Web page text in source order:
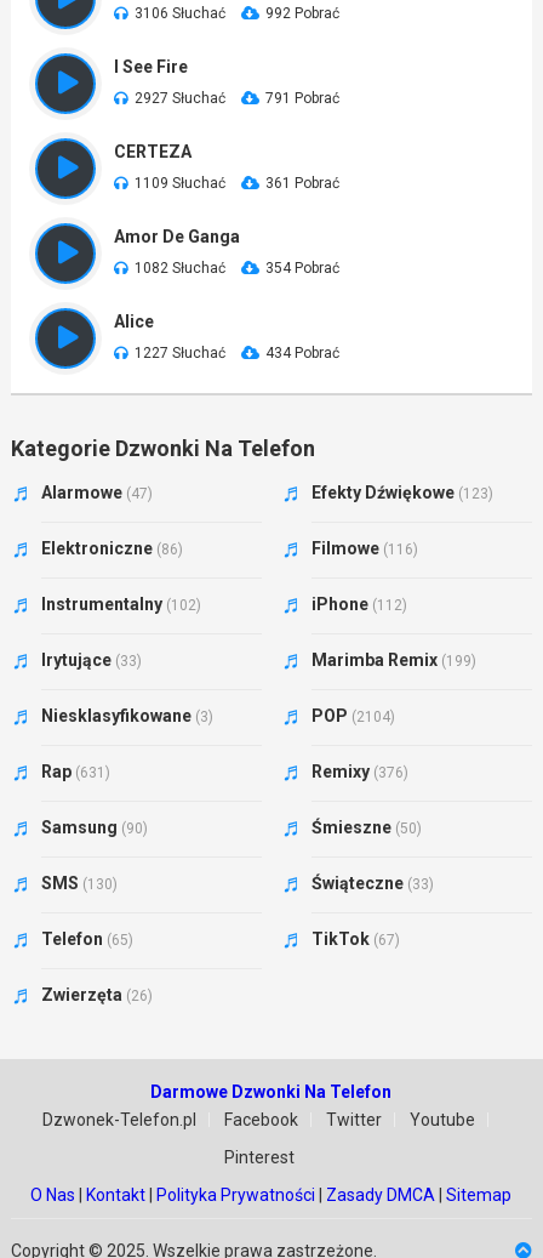
3106 Słuchać 992 Pobrać
I See Fire
2927 Słuchać 791 Pobrać
CERTEZA
1109 Słuchać 361 Pobrać
Amor De Ganga
1082 Słuchać 354 Pobrać
Alice
1227 Słuchać 434 Pobrać
Kategorie Dzwonki Na Telefon
Alarmowe (47) Efekty Dźwiękowe (123)
Elektroniczne (86) Filmowe (116)
Instrumentalny (102) iPhone (112)
Irytujące (33) Marimba Remix (199)
Niesklasyfikowane (3) POP (2104)
Rap (631) Remixy (376)
Samsung (90) Śmieszne (50)
SMS (130) Świąteczne (33)
Telefon (65) TikTok (67)
Zwierzęta (26)
Darmowe Dzwonki Na Telefon
Dzwonek-Telefon.pl
Facebook Twitter
Youtube
Pinterest
O Nas
Kontakt Polityka Prywatności Zasady DMCA |Sitemap
Copyright © 2025. Wszelkie prawa zastrzeżone.